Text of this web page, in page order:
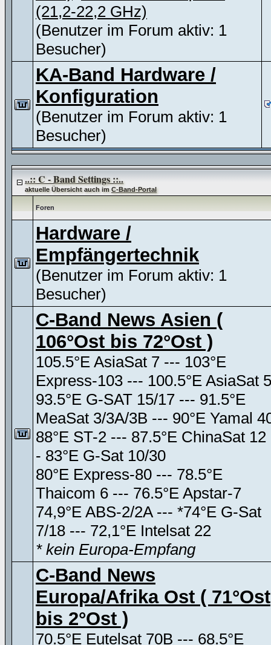
(21,2-22,2 GHz)
(Benutzer im Forum aktiv: 1
Besucher)
KA-Band Hardware /
Konfiguration
(Benutzer im Forum aktiv: 1
Besucher)
..:: C - Band Settings ::..
aktuelle Übersicht auch imC-Band-Portal
Foren
Hardware /
Empfängertechnik
(Benutzer im Forum aktiv: 1
Besucher)
C-Band News Asien (
106°Ost bis 72°Ost )
105.5°E AsiaSat 7 --- 103°E
Express-103 --- 100.5°E AsiaSat 5
93.5°E G-SAT 15/17 --- 91.5°E
MeaSat 3/3A/3B --- 90°E Yamal
88°E ST-2 --- 87.5°E ChinaSat 12
- 83°E G-Sat 10/30
80°E Express-80 --- 78.5°E
Thaicom 6 --- 76.5°E Apstar-7
74,9°E ABS-2/2A --- *74°E G-Sat
7/18 --- 72,1°E Intelsat 22
* kein Europa-Empfang
C-Band News
Europa/Afrika Ost ( 71°Ost
bis 2°Ost )
70.5°E Eutelsat 70B --- 68.5°E